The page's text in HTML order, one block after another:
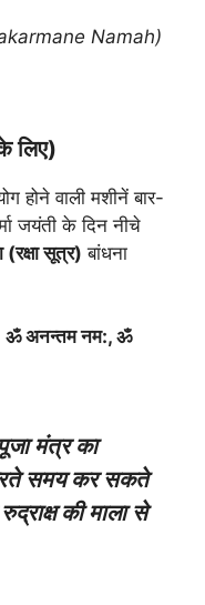
Namah)
लिए)
होने वाली मशीनें बार-
जयंती के दिन नीचे
(रक्षा सूत्र) बांधना
ॐ अनन्तम नम:, ॐ
मंत्र का
समय कर सकते
की माला से